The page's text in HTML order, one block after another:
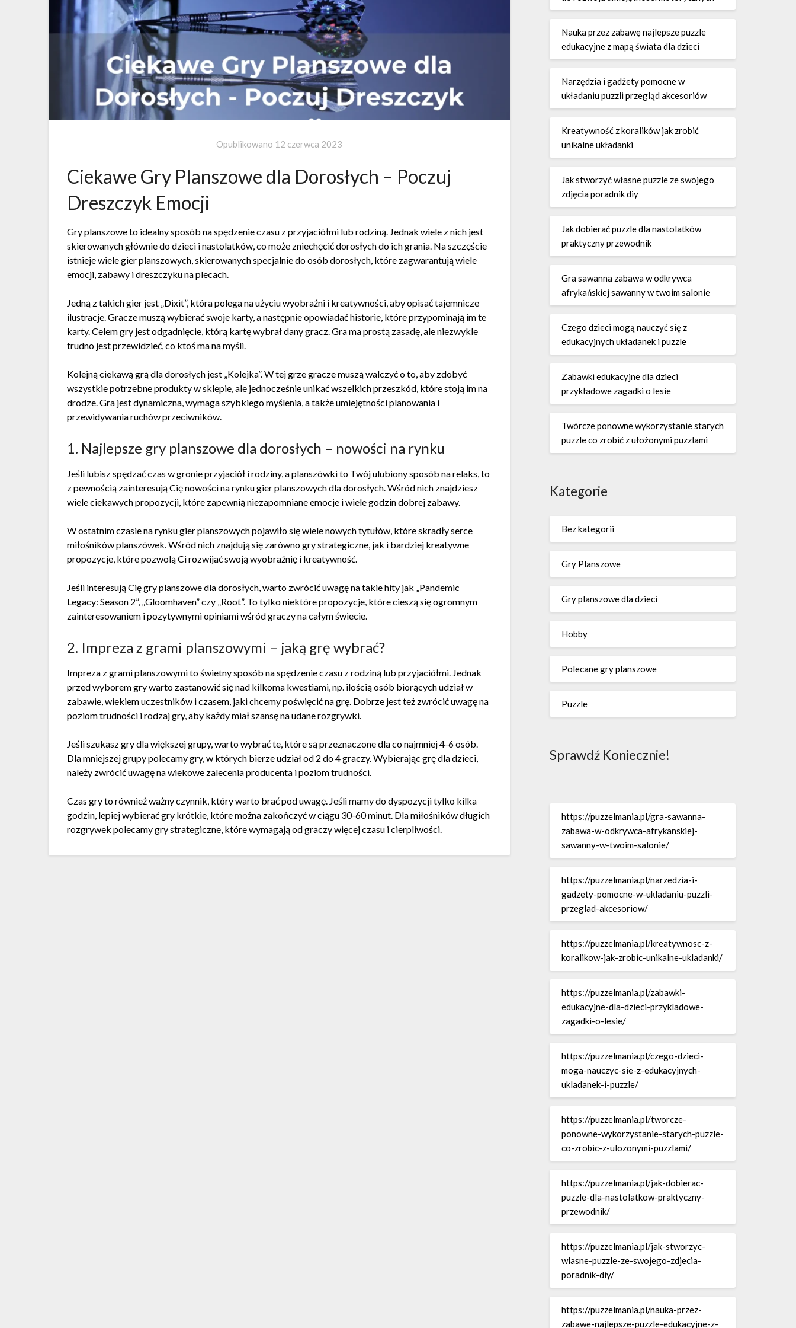
Opublikowano 12 czerwca 2023
Ciekawe Gry Planszowe dla Dorosłych – Poczuj
Dreszczyk Emocji
Gry planszowe to idealny sposób na spędzenie czasu z przyjaciółmi lub rodziną. Jednak wiele z nich jest
skierowanych głównie do dzieci i nastolatków, co może zniechęcić dorosłych do ich grania. Na szczęście
istnieje wiele gier planszowych, skierowanych specjalnie do osób dorosłych, które zagwarantują wiele
emocji, zabawy i dreszczyku na plecach.
Jedną z takich gier jest „Dixit”, która polega na użyciu wyobraźni i kreatywności, aby opisać tajemnicze
ilustracje. Gracze muszą wybierać swoje karty, a następnie opowiadać historie, które przypominają im te
karty. Celem gry jest odgadnięcie, którą kartę wybrał dany gracz. Gra ma prostą zasadę, ale niezwykle
trudno jest przewidzieć, co ktoś ma na myśli.
Kolejną ciekawą grą dla dorosłych jest „Kolejka”. W tej grze gracze muszą walczyć o to, aby zdobyć
wszystkie potrzebne produkty w sklepie, ale jednocześnie unikać wszelkich przeszkód, które stoją im na
drodze. Gra jest dynamiczna, wymaga szybkiego myślenia, a także umiejętności planowania i
przewidywania ruchów przeciwników.
1. Najlepsze gry planszowe dla dorosłych – nowości na rynku
Jeśli lubisz spędzać czas w gronie przyjaciół i rodziny, a planszówki to Twój ulubiony sposób na relaks, to
z pewnością zainteresują Cię nowości na rynku gier planszowych dla dorosłych. Wśród nich znajdziesz
wiele ciekawych propozycji, które zapewnią niezapomniane emocje i wiele godzin dobrej zabawy.
W ostatnim czasie na rynku gier planszowych pojawiło się wiele nowych tytułów, które skradły serce
miłośników planszówek. Wśród nich znajdują się zarówno gry strategiczne, jak i bardziej kreatywne
propozycje, które pozwolą Ci rozwijać swoją wyobraźnię i kreatywność.
Jeśli interesują Cię gry planszowe dla dorosłych, warto zwrócić uwagę na takie hity jak „Pandemic
Legacy: Season 2”, „Gloomhaven” czy „Root”. To tylko niektóre propozycje, które cieszą się ogromnym
zainteresowaniem i pozytywnymi opiniami wśród graczy na całym świecie.
2. Impreza z grami planszowymi – jaką grę wybrać?
Impreza z grami planszowymi to świetny sposób na spędzenie czasu z rodziną lub przyjaciółmi. Jednak
przed wyborem gry warto zastanowić się nad kilkoma kwestiami, np. ilością osób biorących udział w
zabawie, wiekiem uczestników i czasem, jaki chcemy poświęcić na grę. Dobrze jest też zwrócić uwagę na
poziom trudności i rodzaj gry, aby każdy miał szansę na udane rozgrywki.
Jeśli szukasz gry dla większej grupy, warto wybrać te, które są przeznaczone dla co najmniej 4-6 osób.
Dla mniejszej grupy polecamy gry, w których bierze udział od 2 do 4 graczy. Wybierając grę dla dzieci,
należy zwrócić uwagę na wiekowe zalecenia producenta i poziom trudności.
Czas gry to również ważny czynnik, który warto brać pod uwagę. Jeśli mamy do dyspozycji tylko kilka
godzin, lepiej wybierać gry krótkie, które można zakończyć w ciągu 30-60 minut. Dla miłośników długich
rozgrywek polecamy gry strategiczne, które wymagają od graczy więcej czasu i cierpliwości.
Nauka przez zabawę najlepsze puzzle
edukacyjne z mapą świata dla dzieci
Narzędzia i gadżety pomocne w
układaniu puzzli przegląd akcesoriów
Kreatywność z koralików jak zrobić
unikalne układanki
Jak stworzyć własne puzzle ze swojego
zdjęcia poradnik diy
Jak dobierać puzzle dla nastolatków
praktyczny przewodnik
Gra sawanna zabawa w odkrywca
afrykańskiej sawanny w twoim salonie
Czego dzieci mogą nauczyć się z
edukacyjnych układanek i puzzle
Zabawki edukacyjne dla dzieci
przykładowe zagadki o lesie
Twórcze ponowne wykorzystanie starych
puzzle co zrobić z ułożonymi puzzlami
Kategorie
Bez kategorii
Gry Planszowe
Gry planszowe dla dzieci
Hobby
Polecane gry planszowe
Puzzle
Sprawdź Koniecznie!
https://puzzelmania.pl/gra-sawanna-
zabawa-w-odkrywca-afrykanskiej-
sawanny-w-twoim-salonie/
https://puzzelmania.pl/narzedzia-i-
gadzety-pomocne-w-ukladaniu-puzzli-
przeglad-akcesoriow/
https://puzzelmania.pl/kreatywnosc-z-
koralikow-jak-zrobic-unikalne-ukladanki/
https://puzzelmania.pl/zabawki-
edukacyjne-dla-dzieci-przykladowe-
zagadki-o-lesie/
https://puzzelmania.pl/czego-dzieci-
moga-nauczyc-sie-z-edukacyjnych-
ukladanek-i-puzzle/
https://puzzelmania.pl/tworcze-
ponowne-wykorzystanie-starych-puzzle-
co-zrobic-z-ulozonymi-puzzlami/
https://puzzelmania.pl/jak-dobierac-
puzzle-dla-nastolatkow-praktyczny-
przewodnik/
https://puzzelmania.pl/jak-stworzyc-
wlasne-puzzle-ze-swojego-zdjecia-
poradnik-diy/
https://puzzelmania.pl/nauka-przez-
zabawe-najlepsze-puzzle-edukacyjne-z-